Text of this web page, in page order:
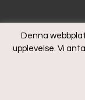
© 2021 All rights
Denna
upplevelse. Vi